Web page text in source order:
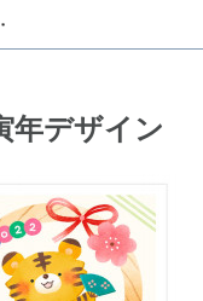
デザイン